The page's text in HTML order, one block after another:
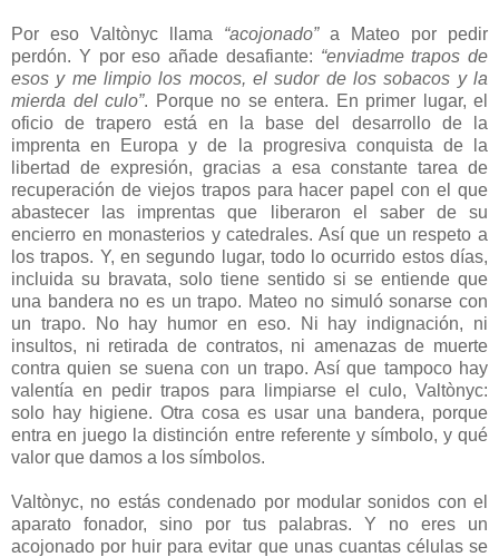
Por eso Valtònyc llama “acojonado”a Mateo por pedir
perdón. Y por eso añade desafiante: “enviadme trapos de
esos y me limpio los mocos, el sudor de los sobacos y la
mierda del culo”. Porque no se entera. En primer lugar, el
oficio de trapero está en la base del desarrollo de la
imprenta en Europa y de la progresiva conquista de la
libertad de expresión, gracias a esa constante tarea de
recuperación de viejos trapos para hacer papel con el que
abastecer las imprentas que liberaron el saber de su
encierro en monasterios y catedrales. Así que un respeto a
los trapos. Y, en segundo lugar, todo lo ocurrido estos días,
incluida su bravata, solo tiene sentido si se entiende que
una bandera no es un trapo. Mateo no simuló sonarse con
un trapo. No hay humor en eso. Ni hay indignación, ni
insultos, ni retirada de contratos, ni amenazas de muerte
contra quien se suena con un trapo. Así que tampoco hay
valentía en pedir trapos para limpiarse el culo, Valtònyc:
solo hay higiene. Otra cosa es usar una bandera, porque
entra en juego la distinción entre referente y símbolo, y qué
valor que damos a los símbolos.
Valtònyc, no estás condenado por modular sonidos con el
aparato fonador, sino por tus palabras. Y no eres un
acojonado por huir para evitar que unas cuantas células se